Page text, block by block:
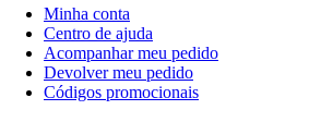
Minha conta
Centro de ajuda
Acompanhar meu pedido
Devolver meu pedido
Códigos promocionais